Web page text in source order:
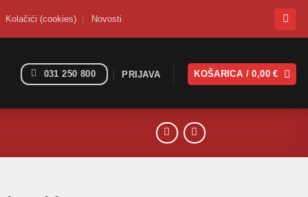
Kolačići (cookies) Novosti
031 250 800 PRIJAVA KOŠARICA /0,00€